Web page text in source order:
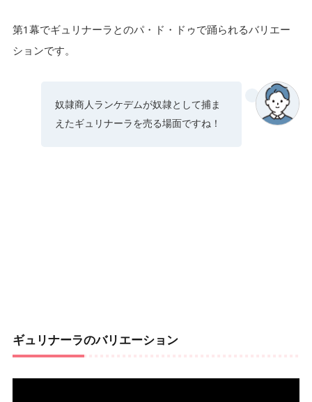
第1幕でギュリナーラとのパ・ド・ドゥで踊られるバリエー
ションです。
奴隷商人ランケデムが奴隷として捕ま
えたギュリナーラを売る場面ですね！
ギュリナーラのバリエーション